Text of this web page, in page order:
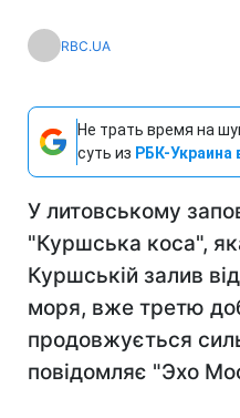
RBC.UA
Не трать время на
суть из РБК-Украина
У литовському
"Куршська коса",
Куршській залив
моря, вже третю
продовжується
повідомляє "Эхо